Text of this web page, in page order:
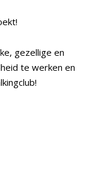
gezellige en
te werken en